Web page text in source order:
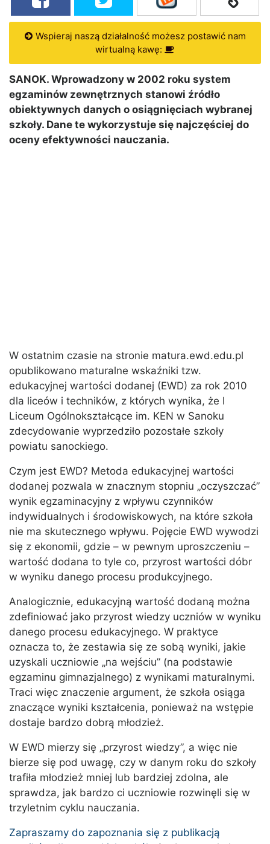
Wspieraj naszą działalność możesz postawić nam
wirtualną kawę:
SANOK. Wprowadzony w 2002 roku system
egzaminów zewnętrznych stanowi źródło
obiektywnych danych o osiągnięciach wybranej
szkoły. Dane te wykorzystuje się najczęściej do
oceny efektywności nauczania.
W ostatnim czasie na stronie matura.ewd.edu.pl
opublikowano maturalne wskaźniki tzw.
edukacyjnej wartości dodanej (EWD) za rok 2010
dla liceów i techników, z których wynika, że I
Liceum Ogólnokształcące im. KEN w Sanoku
zdecydowanie wyprzedziło pozostałe szkoły
powiatu sanockiego.
Czym jest EWD? Metoda edukacyjnej wartości
dodanej pozwala w znacznym stopniu „oczyszczać”
wynik egzaminacyjny z wpływu czynników
indywidualnych i środowiskowych, na które szkoła
nie ma skutecznego wpływu. Pojęcie EWD wywodzi
się z ekonomii, gdzie – w pewnym uproszczeniu –
wartość dodana to tyle co, przyrost wartości dóbr
w wyniku danego procesu produkcyjnego.
Analogicznie, edukacyjną wartość dodaną można
zdefiniować jako przyrost wiedzy uczniów w wyniku
danego procesu edukacyjnego. W praktyce
oznacza to, że zestawia się ze sobą wyniki, jakie
uzyskali uczniowie „na wejściu” (na podstawie
egzaminu gimnazjalnego) z wynikami maturalnymi.
Traci więc znaczenie argument, że szkoła osiąga
znaczące wyniki kształcenia, ponieważ na wstępie
dostaje bardzo dobrą młodzież.
W EWD mierzy się „przyrost wiedzy”, a więc nie
bierze się pod uwagę, czy w danym roku do szkoły
trafiła młodzież mniej lub bardziej zdolna, ale
sprawdza, jak bardzo ci uczniowie rozwinęli się w
trzyletnim cyklu nauczania.
Zapraszamy do zapoznania się z publikacją